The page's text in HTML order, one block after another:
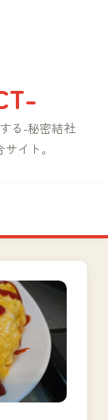
る-秘密結社
イト。